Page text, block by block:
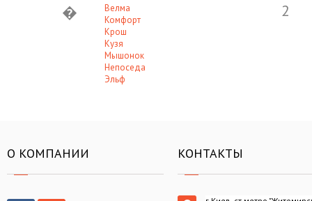
�
Велма
Комфорт
Крош
Кузя
Мышонок
Непоседа
Эльф
2
О КОМПАНИИ КОНТАКТЫ